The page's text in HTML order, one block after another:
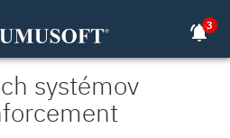
notifications_active3
systémov